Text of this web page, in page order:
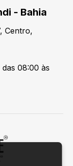
- Bahia
Centro,
08:00 às